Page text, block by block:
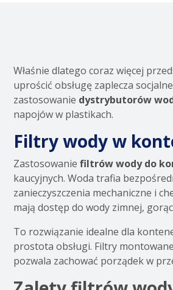
Właśnie dlatego coraz więcej
uprościć obsługę zaplecza
zastosowanie dystrybutorów
napojów w plastikach.
Filtry wody w
Zastosowanie filtrów wody do
kaucyjnych. Woda trafia
zanieczyszczenia mechaniczne i
mają dostęp do wody zimnej,
To rozwiązanie idealne dla
prostota obsługi. Filtry
pozwala zachować porządek w